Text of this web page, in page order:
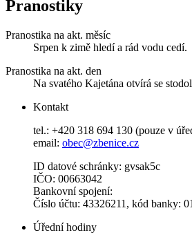
Pranostiky
Pranostika na akt. měsíc
Srpen k zimě hledí a rád vodu cedí.
Pranostika na akt. den
Na svatého Kajetána otvírá se
Kontakt
tel.: +420 318 694 130 (pouze v
email: obec@zbenice.cz
ID datové schránky: gvsak5c
IČO: 00663042
Bankovní spojení:
Číslo účtu: 43326211, kód banky:
Úřední hodiny